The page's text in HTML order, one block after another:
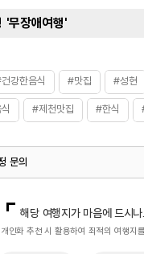
'무장애여행'
강한음식 #맛집 #성현
#제천맛집 #한식
문의
해당 여행지가 마음에 드시
인화 추천 시 활용하여 최적의 여행지